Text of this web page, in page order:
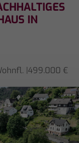
IN
|499.000 €